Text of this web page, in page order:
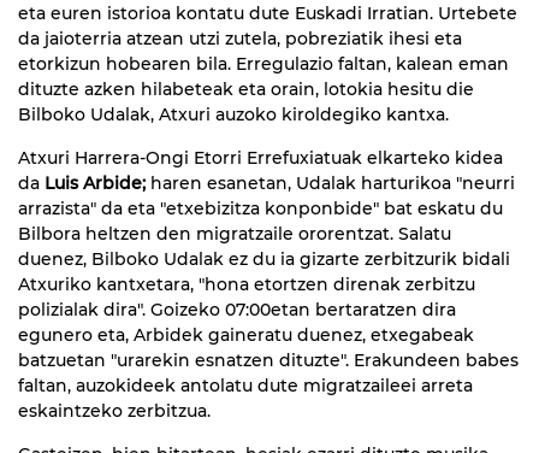
eta euren istorioa kontatu dute Euskadi Irratian. Urtebete
da jaioterria atzean utzi zutela, pobreziatik ihesi eta
etorkizun hobearen bila. Erregulazio faltan, kalean eman
dituzte azken hilabeteak eta orain, lotokia hesitu die
Bilboko Udalak, Atxuri auzoko kiroldegiko kantxa.
Atxuri Harrera-Ongi Etorri Errefuxiatuak elkarteko kidea
da Luis Arbide; haren esanetan, Udalak harturikoa "neurri
arrazista" da eta "etxebizitza konponbide" bat eskatu du
Bilbora heltzen den migratzaile ororentzat. Salatu
duenez, Bilboko Udalak ez du ia gizarte zerbitzurik bidali
Atxuriko kantxetara, "hona etortzen direnak zerbitzu
polizialak dira". Goizeko 07:00etan bertaratzen dira
egunero eta, Arbidek gaineratu duenez, etxegabeak
batzuetan "urarekin esnatzen dituzte". Erakundeen babes
faltan, auzokideek antolatu dute migratzaileei arreta
eskaintzeko zerbitzua.